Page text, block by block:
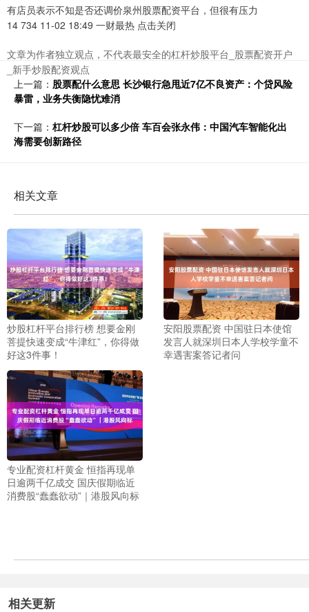
有店员表示不知是否还调价泉州股票配资平台，但很有压力
14 734 11-02 18:49 一财最热 点击关闭
文章为作者独立观点，不代表最安全的杠杆炒股平台_股票配资开户
_新手炒股配资观点
上一篇： 股票配什么意思 长沙银行急甩近7亿不良资产：个贷风险
暴雷，业务失衡隐忧难消
下一篇： 杠杆炒股可以多少倍 车百会张永伟：中国汽车智能化出
海需要创新路径
相关文章
炒股杠杆平台排行榜 想要金刚
菩提快速变成“牛津红”，你得做
好这3件事！
安阳股票配资 中国驻日本使馆
发言人就深圳日本人学校学童不
幸遇害案答记者问
专业配资杠杆黄金 恒指再现单
日逾两千亿成交 国庆假期临近
消费股“蠢蠢欲动”｜港股风向标
相关更新